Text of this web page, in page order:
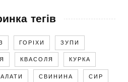
тегів
ГОРІХИ ЗУПИ
КВАСОЛЯ КУРКА
СВИНИНА СИР